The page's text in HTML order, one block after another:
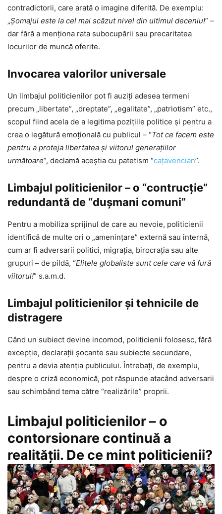
contradictorii, care arată o imagine diferită. De exemplu:
„Șomajul este la cel mai scăzut nivel din ultimul deceniu!” –
dar fără a menționa rata subocupării sau precaritatea
locurilor de muncă oferite.
Invocarea valorilor universale
Un limbajul politicienilor pot fi auziţi adesea termeni
precum „libertate”, „dreptate”, „egalitate”, „patriotism” etc.,
scopul fiind acela de a legitima pozițiile politice și pentru a
crea o legătură emoțională cu publicul – “Tot ce facem este
pentru a proteja libertatea și viitorul generațiilor
următoare”, declamă aceştia cu patetism “cațavencian”.
Limbajul politicienilor – o “contrucție”
redundantă de “dușmani comuni”
Pentru a mobiliza sprijinul de care au nevoie, politicienii
identifică de multe ori o „amenințare” externă sau internă,
cum ar fi adversarii politici, migrația, birocrația sau alte
grupuri – de pildă, “Elitele globaliste sunt cele care vă fură
viitorul!” s.a.m.d.
Limbajul politicienilor şi tehnicile de
distragere
Când un subiect devine incomod, politicienii folosesc, fără
excepţie, declarații șocante sau subiecte secundare,
pentru a devia atenția publicului. Întrebați, de exemplu,
despre o criză economică, pot răspunde atacând adversarii
sau schimbând tema către “realizările” proprii.
Limbajul politicienilor – o
contorsionare continuă a
realităţii. De ce mint politicienii?